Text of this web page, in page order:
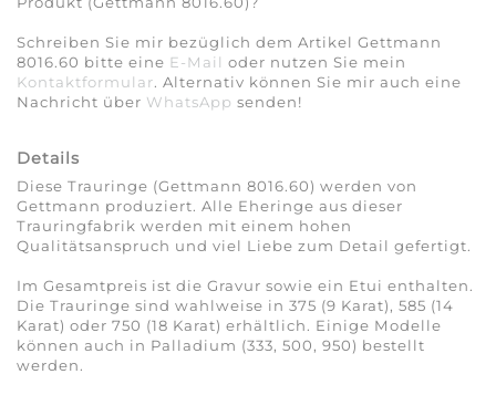
Schreiben Sie mir bezüglich dem Artikel Gettmann
8016.60 bitte eine E-Mail oder nutzen Sie mein
Kontaktformular. Alternativ können Sie mir auch eine
Nachricht über WhatsApp senden!
Details
Diese Trauringe (Gettmann 8016.60) werden von
Gettmann produziert. Alle Eheringe aus dieser
Trauringfabrik werden mit einem hohen
Qualitätsanspruch und viel Liebe zum Detail gefertigt.
Im Gesamtpreis ist die Gravur sowie ein Etui enthalten.
Die Trauringe sind wahlweise in 375 (9 Karat), 585 (14
Karat) oder 750 (18 Karat) erhältlich. Einige Modelle
können auch in Palladium (333, 500, 950) bestellt
werden.